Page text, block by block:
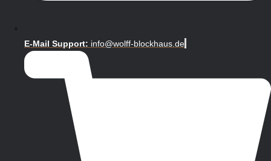
E-Mail Support: info@wolff-blockhaus.de